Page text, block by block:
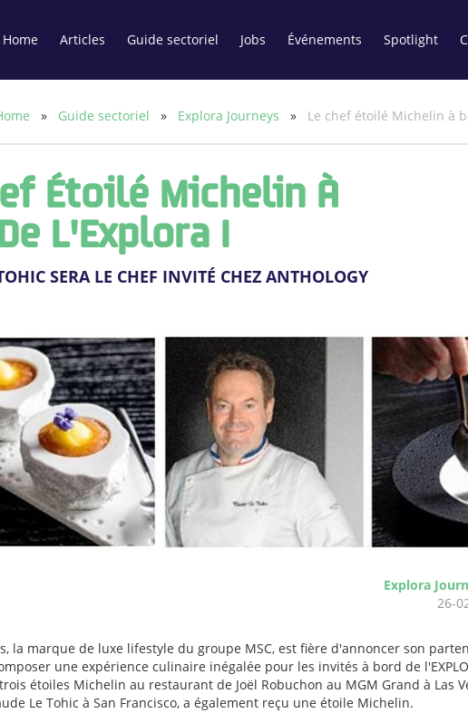
Home Articles Guide sectoriel Jobs Événements Spotlight
» Guide sectoriel » Explora Journeys » Le chef étoilé Michelin à
Étoilé Michelin À
L'Explora I
SERA LE CHEF INVITÉ CHEZ ANTHOLOGY
Explora
26-
la marque de luxe lifestyle du groupe MSC, est fière d'annoncer son
une expérience culinaire inégalée pour les invités à bord de
étoiles Michelin au restaurant de Joël Robuchon au MGM Grand à Las
Le Tohic à San Francisco, a également reçu une étoile Michelin.